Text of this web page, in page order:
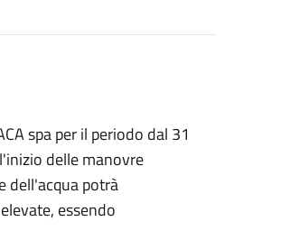
spa per il periodo dal 31
delle manovre
dell'acqua potrà
essendo